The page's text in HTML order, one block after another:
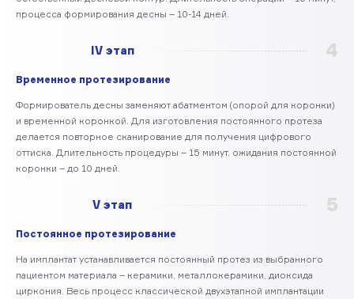
процесса формирования десны – 10-14 дней.
IV этап 4
Временное протезирование
Формирователь десны заменяют абатментом (опорой для коронки)
и временной коронкой. Для изготовления постоянного протеза
делается повторное сканирование для получения цифрового
оттиска. Длительность процедуры – 15 минут, ожидания постоянной
коронки – до 10 дней.
V этап 5
Постоянное протезирование
На имплантат устанавливается постоянный протез из выбранного
пациентом материала – керамики, металлокерамики, диоксида
циркония. Весь процесс классической двухэтапной имплантации